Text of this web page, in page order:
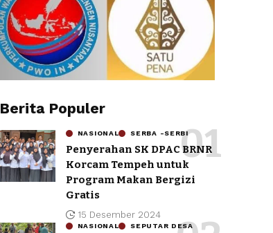
Berita Populer
NASIONAL SERBA -SERBI
Penyerahan SK DPAC BRNR
Korcam Tempeh untuk
Program Makan Bergizi
Gratis
15 Desember 2024
NASIONAL SEPUTAR DESA